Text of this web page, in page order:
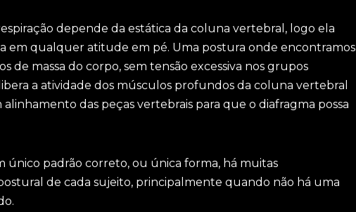
depende da estática da coluna vertebral, logo ela
em qualquer atitude em pé. Uma postura onde encontramos
de massa do corpo, sem tensão excessiva nos grupos
a atividade dos músculos profundos da coluna vertebral
das peças vertebrais para que o diafragma possa
único padrão correto, ou única forma, há muitas
de cada sujeito, principalmente quando não há uma